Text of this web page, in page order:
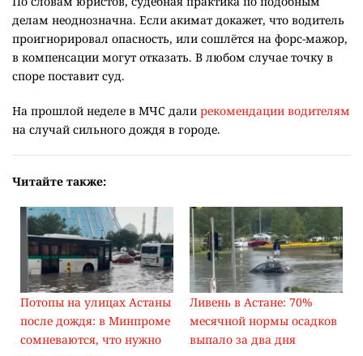
делам неоднозначна. Если акимат докажет, что водитель
проигнорировал опасность, или сошлётся на форс-мажор,
в компенсации могут отказать. В любом случае точку в
споре поставит суд.
На прошлой неделе в МЧС дали рекомендации водителям
на случай сильного дождя в городе.
Читайте также:
Потопы на улицах Астаны
после дождя: в Минпроме
сомневаются, что нужно
Ливень в Астане: 70%
месячной нормы осадков
выпало за два дня